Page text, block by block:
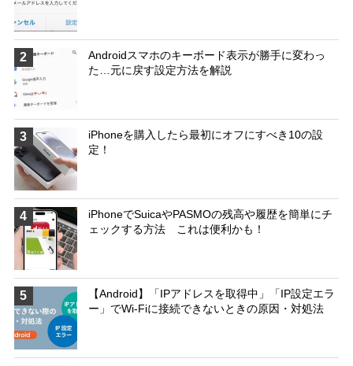
2
Androidスマホのキーボード表示が勝手に変わっ
た…元に戻す設定方法を解説
3
iPhoneを購入したら最初にオフにすべき10の設
定！
4
iPhoneでSuicaやPASMOの残高や履歴を簡単にチ
ェックする方法 これは便利かも！
5
【Android】「IPアドレスを取得中」「IP設定エラ
ー」でWi-Fiに接続できないときの原因・対処法